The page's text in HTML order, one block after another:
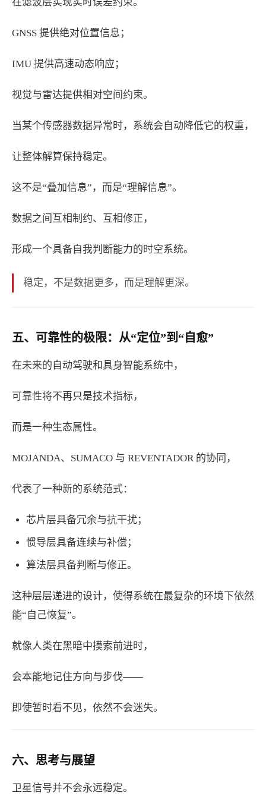
在滤波层实现实时误差约束。
GNSS 提供绝对位置信息；
IMU 提供高速动态响应；
视觉与雷达提供相对空间约束。
当某个传感器数据异常时，系统会自动降低它的权重，
让整体解算保持稳定。
这不是“叠加信息”，而是“理解信息”。
数据之间互相制约、互相修正，
形成一个具备自我判断能力的时空系统。
稳定，不是数据更多，而是理解更深。
五、可靠性的极限：从“定位”到“自愈”
在未来的自动驾驶和具身智能系统中，
可靠性将不再只是技术指标，
而是一种生态属性。
MOJANDA、SUMACO 与 REVENTADOR 的协同，
代表了一种新的系统范式：
芯片层具备冗余与抗干扰；
惯导层具备连续与补偿；
算法层具备判断与修正。
这种层层递进的设计，使得系统在最复杂的环境下依然
能“自己恢复”。
就像人类在黑暗中摸索前进时，
会本能地记住方向与步伐——
即使暂时看不见，依然不会迷失。
六、思考与展望
卫星信号并不会永远稳定。